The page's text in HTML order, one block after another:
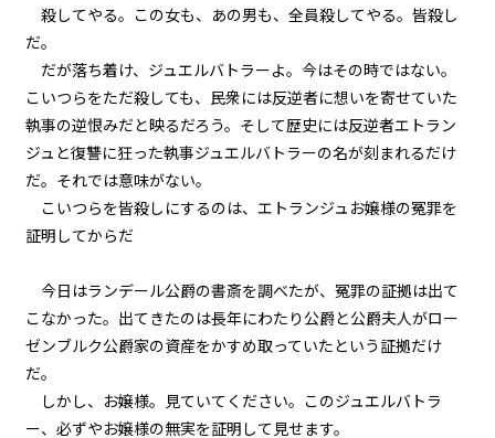
episode27
一方。
episode28
悪役令嬢、天才は天才を知る。
episode29
episode30
悪役令嬢、その正体は暗黒竜だっ
た！？
幕間狂言：有能執事、復讐を誓
う。
殺してやる。この女も、あの男も、全員殺してやる。皆殺し
だ。
だが落ち着け、ジュエルバトラーよ。今はその時ではない。
こいつらをただ殺しても、民衆には反逆者に想いを寄せていた
執事の逆恨みだと映るだろう。そして歴史には反逆者エトラン
ジュと復讐に狂った執事ジュエルバトラーの名が刻まれるだけ
だ。それでは意味がない。
こいつらを皆殺しにするのは、エトランジュお嬢様の冤罪を
証明してからだ
今日はランデール公爵の書斎を調べたが、冤罪の証拠は出て
こなかった。出てきたのは長年にわたり公爵と公爵夫人がロー
ゼンブルク公爵家の資産をかすめ取っていたという証拠だけ
だ。
しかし、お嬢様。見ていてください。このジュエルバトラ
ー、必ずやお嬢様の無実を証明して見せます。